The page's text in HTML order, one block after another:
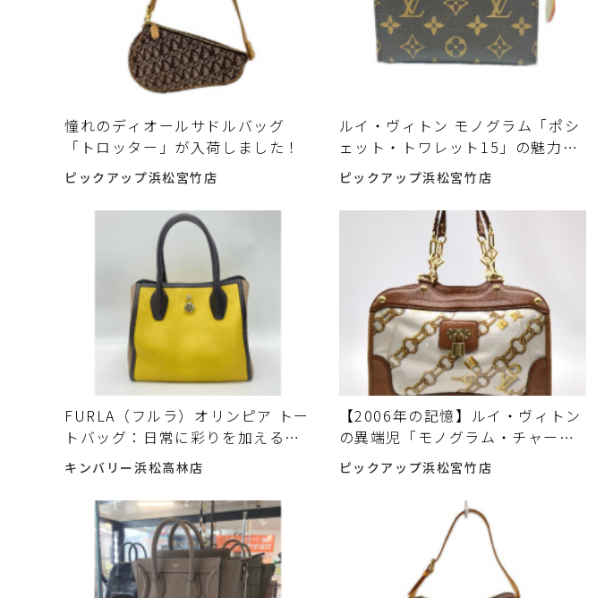
憧れのディオールサドルバッグ
「トロッター」が入荷しました！
ピックアップ浜松宮竹店
ルイ・ヴィトン モノグラム「ポシ
ェット・トワレット15」の魅力と
選び方 中古で選ぶ前に確認したい
ポイント
ピックアップ浜松宮竹店
FURLA（フルラ）オリンピア トー
トバッグ：日常に彩りを加えるイ
エロー×ベージュの魅力 中古で選
ぶ前に確認したいポイント
キンバリー浜松高林店
【2006年の記憶】ルイ・ヴィトン
の異端児「モノグラム・チャーム
カバ」を振り返る
ピックアップ浜松宮竹店